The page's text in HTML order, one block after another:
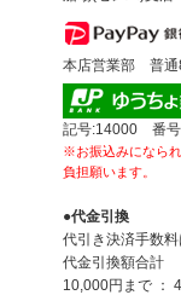
本店営業部 普通
記号:14000 番号
※お振込みになら
負担願います。
●代金引換
代引き決済手数
代金引換額合計
10,000円まで ：